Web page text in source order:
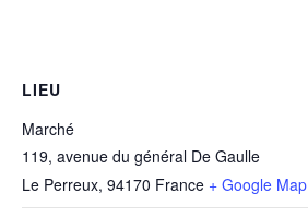
LIEU
Marché
119, avenue du général De Gaulle
Le Perreux, 94170 France + Google Map